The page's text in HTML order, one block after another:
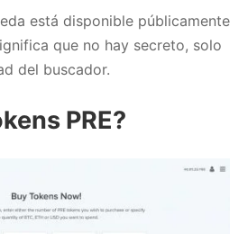
está disponible públicamente
que no hay secreto, solo
del buscador.
PRE?